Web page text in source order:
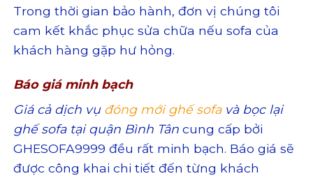
Trong thời gian bảo hành, đơn vị chúng tôi
cam kết khắc phục sửa chữa nếu sofa của
khách hàng gặp hư hỏng.
Báo giá minh bạch
Giá cả dịch vụ đóng mới ghế sofavà bọc lại
ghế sofa tại quận Bình Tân cung cấp bởi
GHESOFA9999 đều rất minh bạch. Báo giá sẽ
được công khai chi tiết đến từng khách